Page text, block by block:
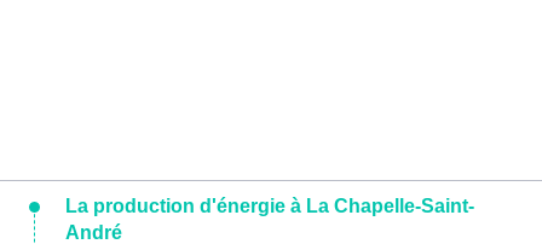
La production d'énergie à La Chapelle-Saint-
André